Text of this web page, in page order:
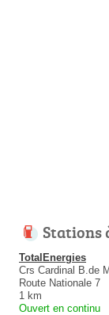
Stations
TotalEnergies
Crs Cardinal B.de
Route Nationale 7
1 km
Ouvert en continu